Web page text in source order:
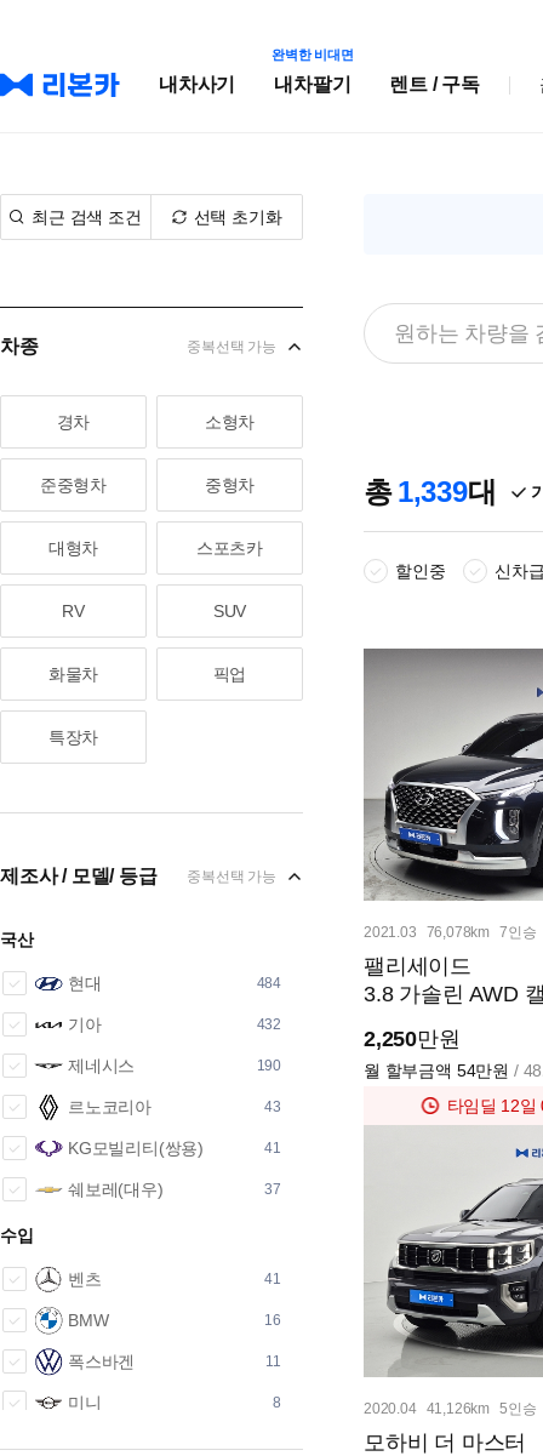
내차사기
완벽한 비대면
내차팔기 렌트 / 구독
최근 검색 조건 선택 초기화
차종 중복선택 가능
경차 소형차
준중형차 중형차
대형차 스포츠카
RV SUV
화물차 픽업
특장차
제조사 / 모델/ 등급 중복선택 가능
국산
현대 484
기아 432
제네시스 190
르노코리아 43
KG모빌리티(쌍용) 41
쉐보레(대우) 37
수입
벤츠 41
BMW 16
폭스바겐 11
미니 8
총1,339대
할인중 신차
2021.03 76,078km 7인승
팰리세이드
3.8 가솔린 AWD
2,250만원
월 할부금액 54만원 /
타임딜 12일
2020.04 41,126km 5인승
모하비 더 마스터